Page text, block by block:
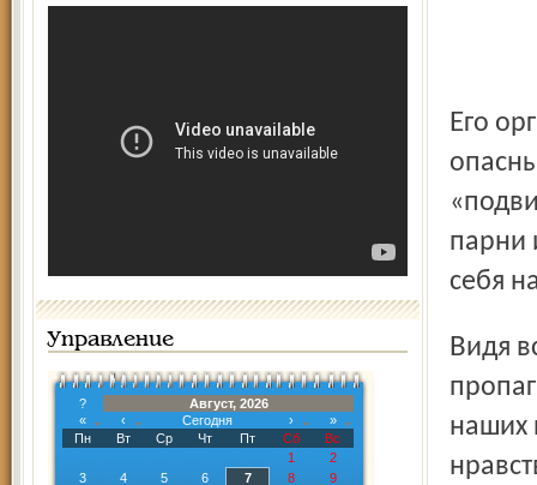
Управление
?
Август, 2026
«
‹ Сегодня ›
»
Пн
Вт Ср Чт Пт Сб
Вс
1
2
3
4 5 6 7 8
9
Его организаторы хотели бы уберечь молодежь от
парни
себя
Видя все это, инициаторы решили на практике вести
наших